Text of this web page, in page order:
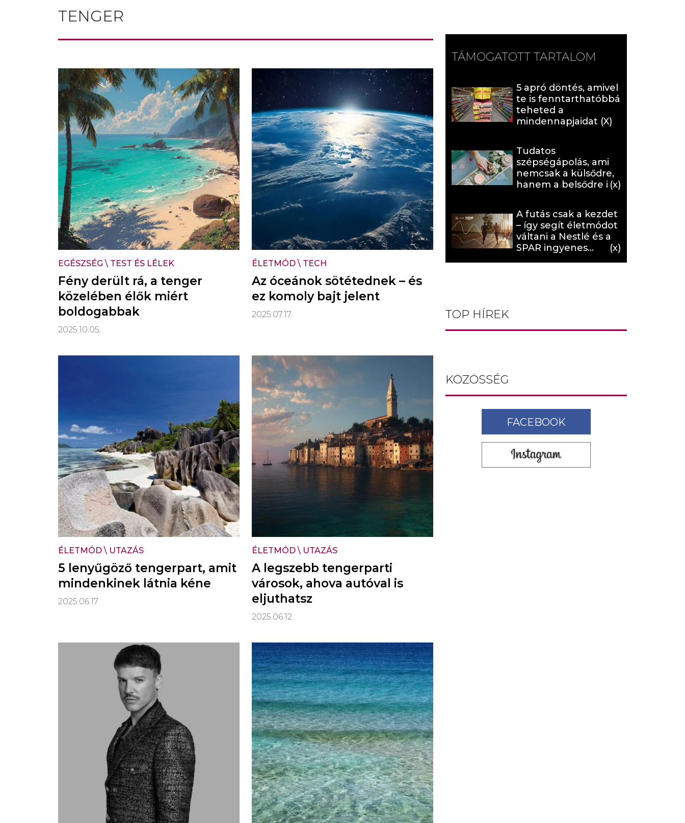
TENGER
EGÉSZSÉG \ TEST ÉS LÉLEK
Fény derült rá, a tenger
közelében élők miért
boldogabbak
2025.10.05.
ÉLETMÓD\ TECH
Az óceánok sötétednek – és
ez komoly bajt jelent
2025.07.17.
ÉLETMÓD\ UTAZÁS
5 lenyűgöző tengerpart, amit
mindenkinek látnia kéne
2025.06.17.
ÉLETMÓD\ UTAZÁS
A legszebb tengerparti
városok, ahova autóval is
eljuthatsz
2025.06.12.
TÁMOGATOTT TARTALOM
5 apró döntés, amivel
te is fenntarthatóbbá
teheted a
mindennapjaidat (X)
Tudatos
szépségápolás, ami
nemcsak a külsődre,
hanem a belsődre is
A futás csak a kezdet
– így segít életmódot
váltani a Nestlé és a
SPAR ingyenes
TOP HÍREK
KÖZÖSSÉG
FACEBOOK